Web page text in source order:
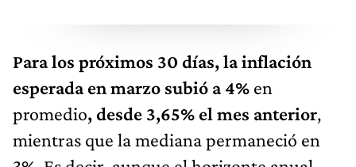
Para los próximos 30 días, la inflación
esperada en marzo subió a 4% en
promedio, desde 3,65% el mes anterior,
mientras que la mediana permaneció en